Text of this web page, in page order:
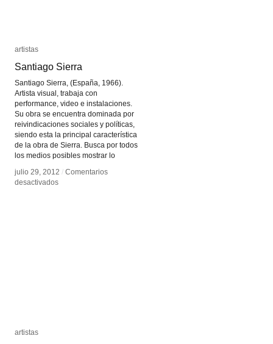
artistas
Santiago Sierra
Santiago Sierra, (España, 1966).
Artista visual, trabaja con
performance, video e instalaciones.
Su obra se encuentra dominada por
reivindicaciones sociales y políticas,
siendo esta la principal característica
de la obra de Sierra. Busca por todos
los medios posibles mostrar lo
julio 29, 2012 / Comentarios
desactivadosen
artistas
Santiago Sierra
julio 29, 2012 / Comentarios
desactivadosen
artistas
artistas